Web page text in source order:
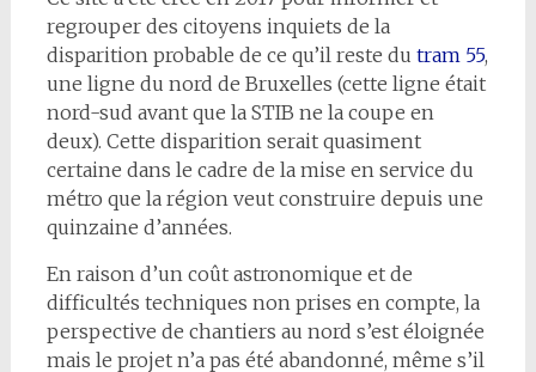
regrouper des citoyens inquiets de la
disparition probable de ce qu’il reste du tram 55,
une ligne du nord de Bruxelles (cette ligne était
nord-sud avant que la STIB ne la coupe en
deux). Cette disparition serait quasiment
certaine dans le cadre de la mise en service du
métro que la région veut construire depuis une
quinzaine d’années.
En raison d’un coût astronomique et de
difficultés techniques non prises en compte, la
perspective de chantiers au nord s’est éloignée
mais le projet n’a pas été abandonné, même s’il